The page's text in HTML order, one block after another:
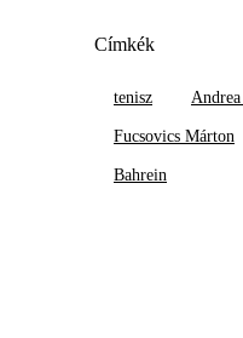
Címkék
tenisz
Fucsovics Márton
Bahrein